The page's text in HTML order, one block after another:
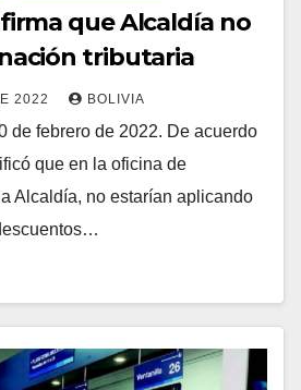
que Alcaldía no
tributaria
2022 BOLIVIA
de febrero de 2022. De acuerdo
que en la oficina de
Alcaldía, no estarían aplicando